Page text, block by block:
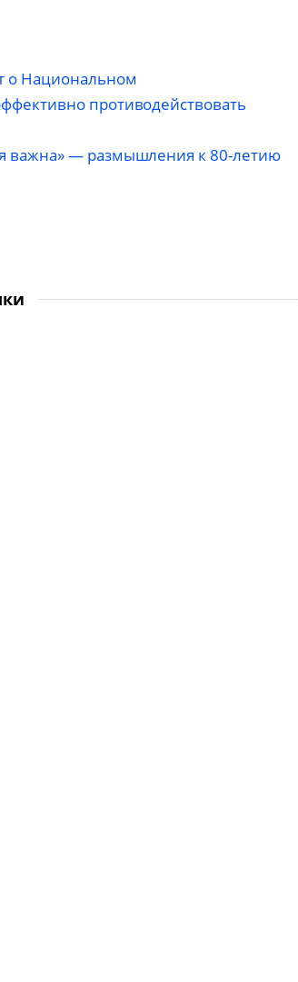
о Национальном
противодействовать
важна» — размышления к 80-летию